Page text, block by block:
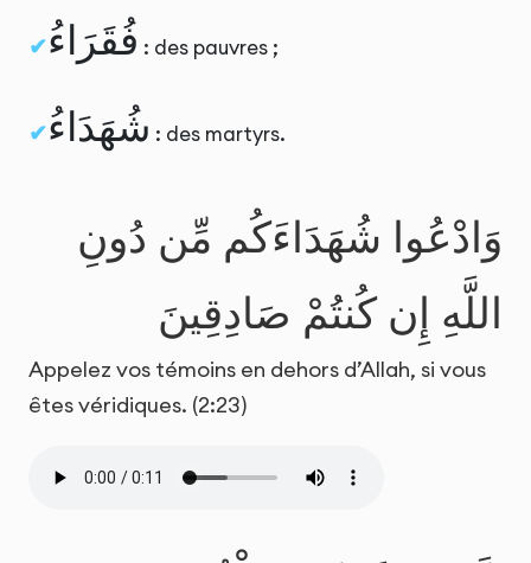
فُقَرَاءُ : des pauvres ;
شُهَدَاءُ : des martyrs.
وَادْعُوا شُهَدَاءَكُم مِّن دُونِ
اللَّهِ إِن كُنتُمْ صَادِقِينَ
Appelez vos témoins en dehors d’Allah, si vous
êtes véridiques. (2:23)